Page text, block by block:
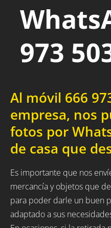
973
Al móvil 666
empresa, nos
fotos por
de casa que
Es importante que nos
mercancía y objetos que
para poder darle un buen
adaptado a sus